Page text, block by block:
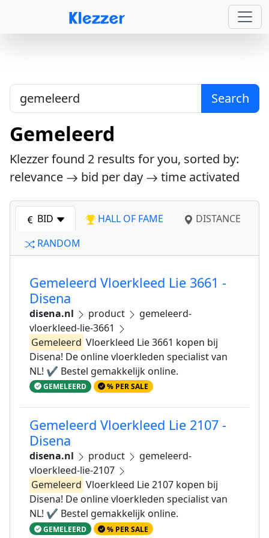
Search
Gemeleerd
Klezzer found 2 results for you, sorted by:
relevance
bid per day time activated
BID HALL OF FAME
DISTANCE
RANDOM
Gemeleerd Vloerkleed Lie 3661 -
Disena
disena.nl product
gemeleerd-
vloerkleed-lie-3661
Gemeleerd Vloerkleed Lie 3661 kopen bij
Disena! De online vloerkleden specialist van
NL! ✔ Bestel gemakkelijk online.
GEMELEERD % PER SALE
Gemeleerd Vloerkleed Lie 2107 -
Disena
disena.nl product
gemeleerd-
vloerkleed-lie-2107
Gemeleerd Vloerkleed Lie 2107 kopen bij
Disena! De online vloerkleden specialist van
NL! ✔ Bestel gemakkelijk online.
GEMELEERD % PER SALE